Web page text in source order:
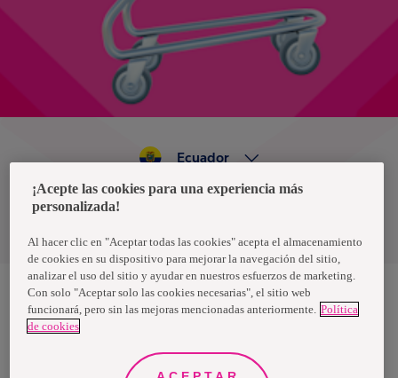
Política de privacidad de datos
Ecuador
Nosotras, una marca de Essity - una compañía global líder en
higiene y salud. Cada día, mil millones de personas, en todo el
propósito es romper barreras por el bienestar en beneficio de
consumidores, pacientes, cuidadores, clientes y la sociedad en
¡Acepte las cookies para una experiencia más
personalizada!
Al hacer clic en "Aceptar todas las cookies" acepta el almacenamiento
de cookies en su dispositivo para mejorar la navegación del sitio,
analizar el uso del sitio y ayudar en nuestros esfuerzos de marketing.
Con solo "Aceptar solo las cookies necesarias", el sitio web
funcionará, pero sin las mejoras mencionadas anteriormente. Política
de cookies